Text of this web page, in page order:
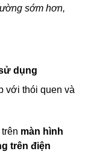
sớm hơn,
dụng
với thói quen và
màn hình
trên điện